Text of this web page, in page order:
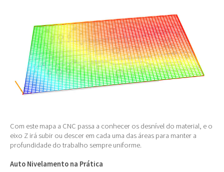
Com este mapa a CNC passa a conhecer os desnível do material, e o
eixo Z irá subir ou descer em cada uma das áreas para manter a
profundidade do trabalho sempre uniforme.
Auto Nivelamento na Prática